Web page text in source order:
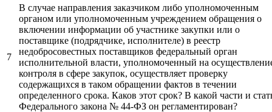
7
В случае направления заказчиком либо уполномоченным
органом или уполномоченным учреждением обращения о
включении информации об участнике закупки или о
поставщике (подрядчике, исполнителе) в реестр
недобросовестных поставщиков федеральный орган
исполнительной власти, уполномоченный на
контроля в сфере закупок, осуществляет проверку
содержащихся в таком обращении фактов в течении
определенного срока. Каков этот срок? В какой части и
Федерального закона № 44-ФЗ он регламентирован?